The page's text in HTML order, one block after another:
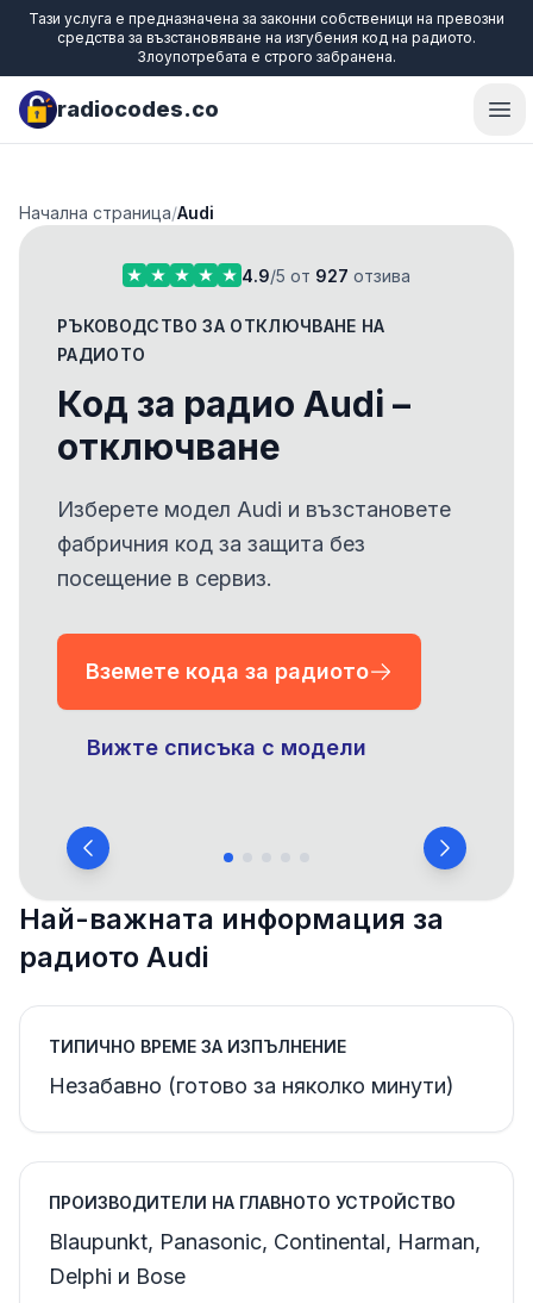
Тази услуга е предназначена за законни собственици на превозни
средства за възстановяване на изгубения код на радиото.
Злоупотребата е строго забранена.
radiocodes.co
Начална страница/Audi
4.9/5 от 927 отзива
РЪКОВОДСТВО ЗА ОТКЛЮЧВАНЕ НА
РАДИОТО
Код за радио Audi –
отключване
Изберете модел Audi и възстановете
фабричния код за защита без
посещение в сервиз.
Вземете кода за радиото
Вижте списъка с модели
Най-важната информация за
радиото Audi
ТИПИЧНО ВРЕМЕ ЗА ИЗПЪЛНЕНИЕ
Незабавно (готово за няколко минути)
ПРОИЗВОДИТЕЛИ НА ГЛАВНОТО УСТРОЙСТВО
Blaupunkt, Panasonic, Continental, Harman,
Delphi и Bose